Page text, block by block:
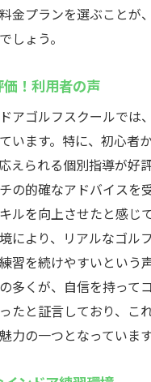
者から上級者まで対応の
滞在してもリラックス
利便性を活かした練習
に通える藤沢駅のイン
ミルで上達を目指そう
終わりでも疲れないア
的な練習でスキル向上
やすさが続けやすさに繋
な方にも優しい柔軟な
ルアップを目指すため
の指導で確実に上達する
金プランを選ぶことが
しょう。
！利用者の声
アゴルフスクールでは
います。特に、初心者
えられる個別指導が好
の的確なアドバイスを
ルを向上させたと感じ
により、リアルなゴル
習を続けやすいという
多くが、自信を持って
たと証言しており、こ
力の一つとなっています